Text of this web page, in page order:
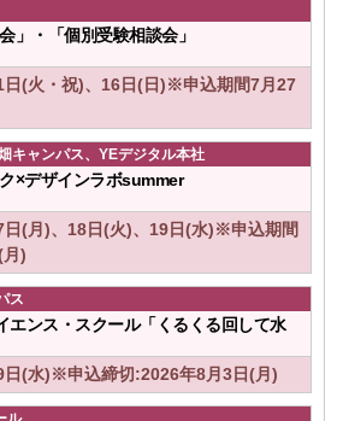
」・「個別受験相談会」
日(火・祝)、16日(日)※申込期間7月27
キャンパス、YEデジタル本社
×デザインラボsummer
日(月)、18日(火)、19日(水)※申込期間
)
ス
エンス・スクール「くるくる回して水
日(水)※申込締切:2026年8月3日(月)